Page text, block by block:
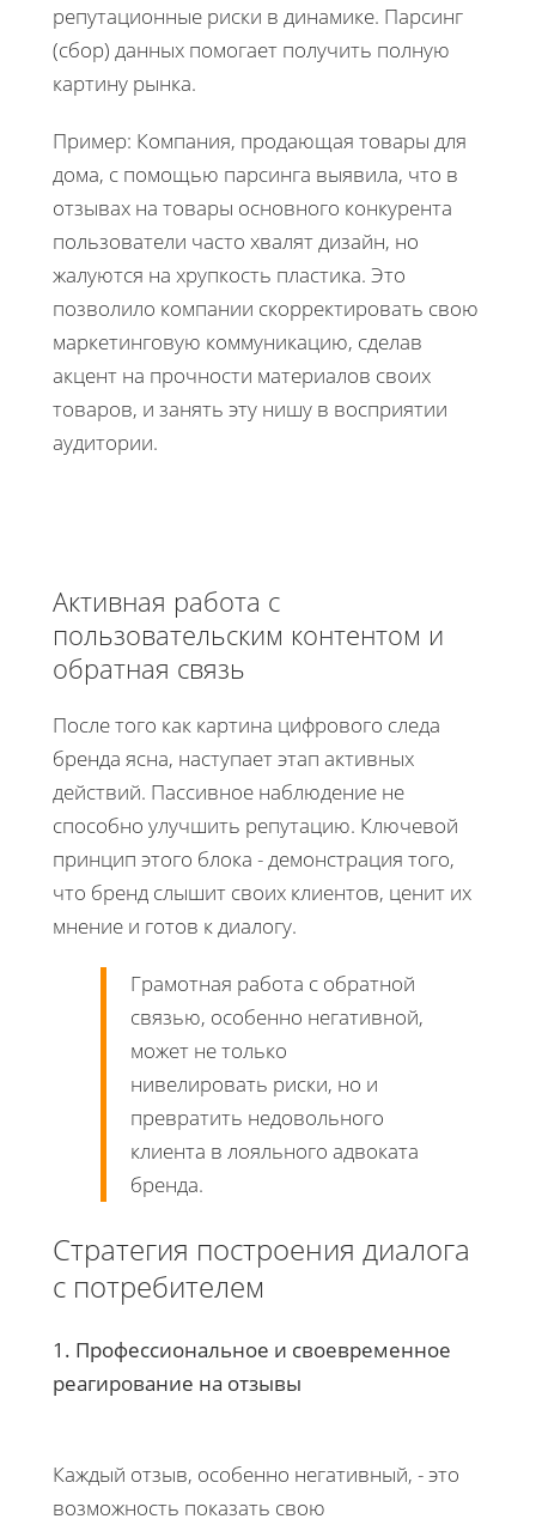
репутационные риски в динамике. Парсинг
(сбор) данных помогает получить полную
картину рынка.
Пример: Компания, продающая товары для
дома, с помощью парсинга выявила, что в
отзывах на товары основного конкурента
пользователи часто хвалят дизайн, но
жалуются на хрупкость пластика. Это
позволило компании скорректировать свою
маркетинговую коммуникацию, сделав
акцент на прочности материалов своих
товаров, и занять эту нишу в восприятии
аудитории.
Активная работа с
пользовательским контентом и
обратная связь
После того как картина цифрового следа
бренда ясна, наступает этап активных
действий. Пассивное наблюдение не
способно улучшить репутацию. Ключевой
принцип этого блока - демонстрация того,
что бренд слышит своих клиентов, ценит их
мнение и готов к диалогу.
Грамотная работа с обратной
связью, особенно негативной,
может не только
нивелировать риски, но и
превратить недовольного
клиента в лояльного адвоката
бренда.
Стратегия построения диалога
с потребителем
1. Профессиональное и своевременное
реагирование на отзывы
Каждый отзыв, особенно негативный, - это
возможность показать свою